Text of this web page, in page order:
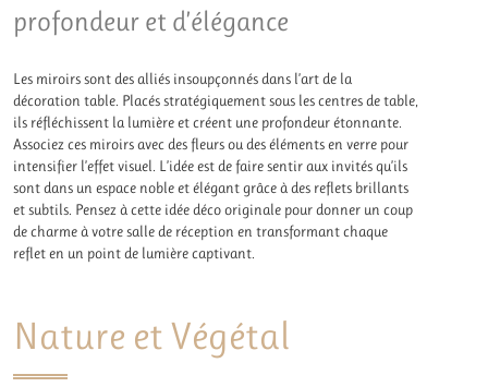
profondeur et d’élégance
Les miroirs sont des alliés insoupçonnés dans l’art de la
décoration table. Placés stratégiquement sous les centres de table,
ils réfléchissent la lumière et créent une profondeur étonnante.
Associez ces miroirs avec des fleurs ou des éléments en verre pour
intensifier l’effet visuel. L’idée est de faire sentir aux invités qu’ils
sont dans un espace noble et élégant grâce à des reflets brillants
et subtils. Pensez à cette idée déco originale pour donner un coup
de charme à votre salle de réception en transformant chaque
reflet en un point de lumière captivant.
Nature et Végétal